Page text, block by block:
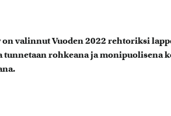
valinnut Vuoden 2022 rehtoriksi
rohkeana ja monipuolisena